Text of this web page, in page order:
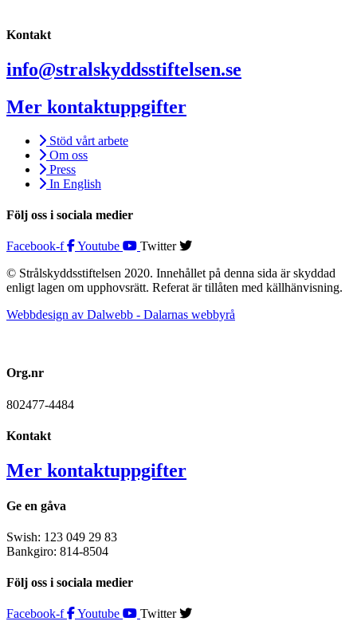
Kontakt
info@stralskyddsstiftelsen.se
Mer kontaktuppgifter
Stöd vårt arbete
Om oss
Press
In English
Följ oss i sociala medier
Facebook-f Youtube
Twitter
© Strålskyddsstiftelsen 2020. Innehållet på denna sida är skyddad
enligt lagen om upphovsrätt. Referat är tillåten med källhänvisning.
Webbdesign av Dalwebb - Dalarnas webbyrå
Org.nr
802477-4484
Kontakt
Mer kontaktuppgifter
Ge en gåva
Swish: 123 049 29 83
Bankgiro: 814-8504
Följ oss i sociala medier
Facebook-f Youtube
Twitter